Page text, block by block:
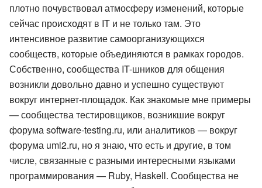
плотно почувствовал атмосферу изменений, которые
сейчас происходят в IT и не только там. Это
интенсивное развитие самоорганизующихся
сообществ, которые объединяются в рамках городов.
Собственно, сообщества IT-шников для общения
возникли довольно давно и успешно существуют
вокруг интернет-площадок. Как знакомые мне примеры
— сообщества тестировщиков, возникшие вокруг
форума software-testing.ru, или аналитиков — вокруг
форума uml2.ru, но я знаю, что есть и другие, в том
числе, связанные с разными интересными языками
программирования — Ruby, Haskell. Сообщества не